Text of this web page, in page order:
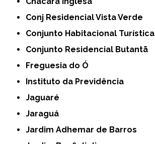
Conj Residencial Vista Verde
Conjunto Habitacional Turística
Conjunto Residencial Butantã
Freguesia do Ó
Instituto da Previdência
Jaguaré
Jaraguá
Jardim Adhemar de Barros